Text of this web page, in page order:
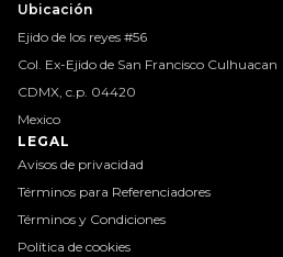
Ubicación
Ejido de los reyes #56
Col. Ex-Ejido de San Francisco Culhuacan
CDMX, c.p. 04420
Mexico
LEGAL
Avisos de privacidad
Términos para Referenciadores
Términos y Condiciones
Política de cookies